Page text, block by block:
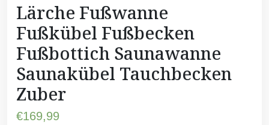
Lärche Fußwanne
Fußkübel Fußbecken
Fußbottich Saunawanne
Saunakübel Tauchbecken
Zuber
€169,99